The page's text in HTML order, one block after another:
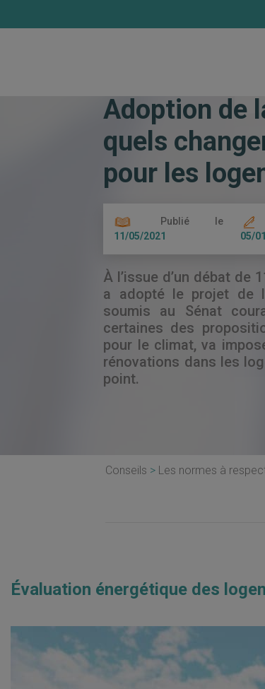
Adoption de
quels
pour les
Publié le
11/05/2021
05/
À l’issue d’un débat de
a adopté le projet de
soumis au Sénat
certaines des
pour le climat, va
rénovations dans les
point.
Conseils Les normes à
Évaluation énergétique des